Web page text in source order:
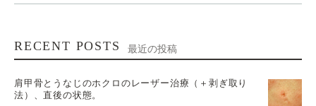
RECENT POSTS 最近の投稿
肩甲骨とうなじのホクロのレーザー治療（＋剥ぎ取り
法）、直後の状態。